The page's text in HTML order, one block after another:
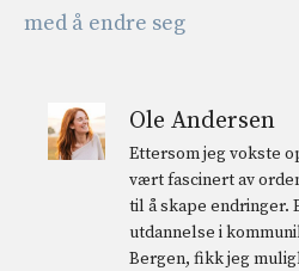
med å endre seg
Ole Andersen
Ettersom jeg vokste
vært fascinert av
til å skape endringer.
utdannelse i
Bergen, fikk jeg